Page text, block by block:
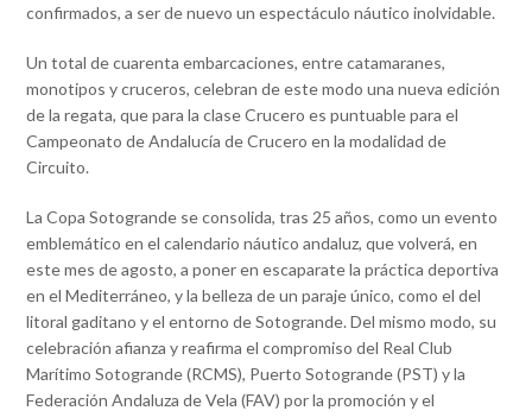
confirmados, a ser de nuevo un espectáculo náutico inolvidable.
Un total de cuarenta embarcaciones, entre catamaranes,
monotipos y cruceros, celebran de este modo una nueva edición
de la regata, que para la clase Crucero es puntuable para el
Campeonato de Andalucía de Crucero en la modalidad de
Circuito.
La Copa Sotogrande se consolida, tras 25 años, como un evento
emblemático en el calendario náutico andaluz, que volverá, en
este mes de agosto, a poner en escaparate la práctica deportiva
en el Mediterráneo, y la belleza de un paraje único, como el del
litoral gaditano y el entorno de Sotogrande. Del mismo modo, su
celebración afianza y reafirma el compromiso del Real Club
Marítimo Sotogrande (RCMS), Puerto Sotogrande (PST) y la
Federación Andaluza de Vela (FAV) por la promoción y el